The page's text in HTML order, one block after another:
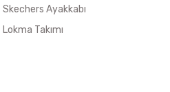
Skechers Ayakkabı
Lokma Takımı